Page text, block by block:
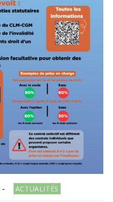
Post
category:
ACTUALITÉS